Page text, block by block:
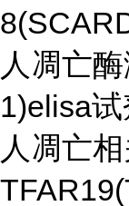
人凋亡
1)elisa
人凋亡